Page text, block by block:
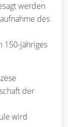
werden
des
150-jähriges
der
wird